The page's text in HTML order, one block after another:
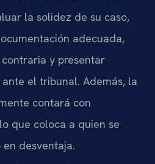
la solidez de su caso,
adecuada,
y presentar
el tribunal. Además, la
contará con
que coloca a quien se
en desventaja.